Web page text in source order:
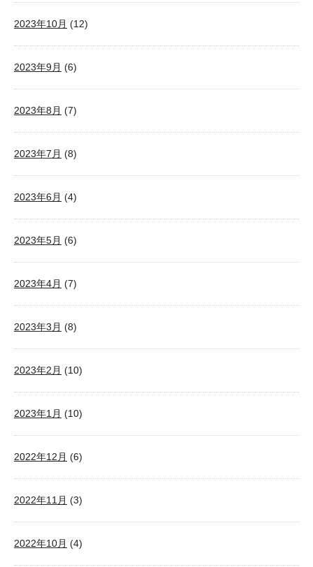
2023年10月 (12)
2023年9月 (6)
2023年8月 (7)
2023年7月 (8)
2023年6月 (4)
2023年5月 (6)
2023年4月 (7)
2023年3月 (8)
2023年2月 (10)
2023年1月 (10)
2022年12月 (6)
2022年11月 (3)
2022年10月 (4)